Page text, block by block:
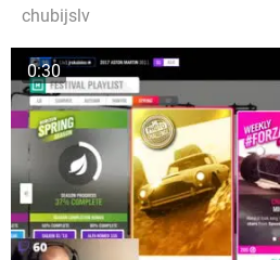
chubijslv
0:30